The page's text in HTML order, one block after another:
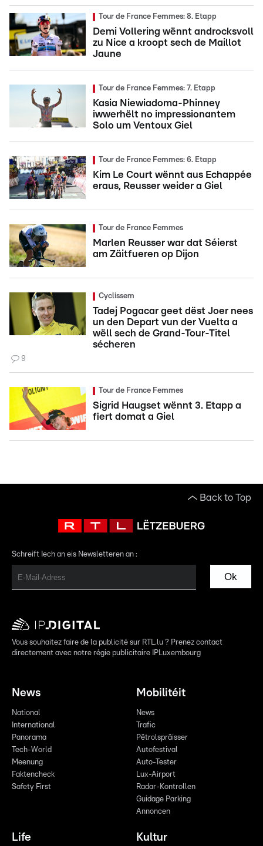
Tour de France Femmes: 8. Etapp
Demi Vollering wënnt androcksvoll
zu Nice a kroopt sech de Maillot
Jaune
Tour de France Femmes: 7. Etapp
Kasia Niewiadoma-Phinney
iwwerhëlt no impressionantem
Solo um Ventoux Giel
Tour de France Femmes: 6. Etapp
Kim Le Court wënnt aus Echappée
eraus, Reusser weider a Giel
Tour de France Femmes
Marlen Reusser war dat Séierst
am Zäitfueren op Dijon
Cyclissem
Tadej Pogacar geet dëst Joer nees
un den Depart vun der Vuelta a
wëll sech de Grand-Tour-Titel
sécheren
9
Tour de France Femmes
Sigrid Haugset wënnt 3. Etapp a
fiert domat a Giel
Back to Top
Schreift Iech an eis Newsletteren an :
Ok
Vous souhaitez faire de la publicité sur RTL.lu ? Prenez contact
directement avec notre régie publicitaire IPLuxembourg
News
National
International
Panorama
Tech-World
Meenung
Faktencheck
Safety First
Mobilitéit
News
Trafic
Pëtrolspräisser
Autofestival
Auto-Tester
Lux-Airport
Radar-Kontrollen
Guidage Parking
Annoncen
Life Kultur